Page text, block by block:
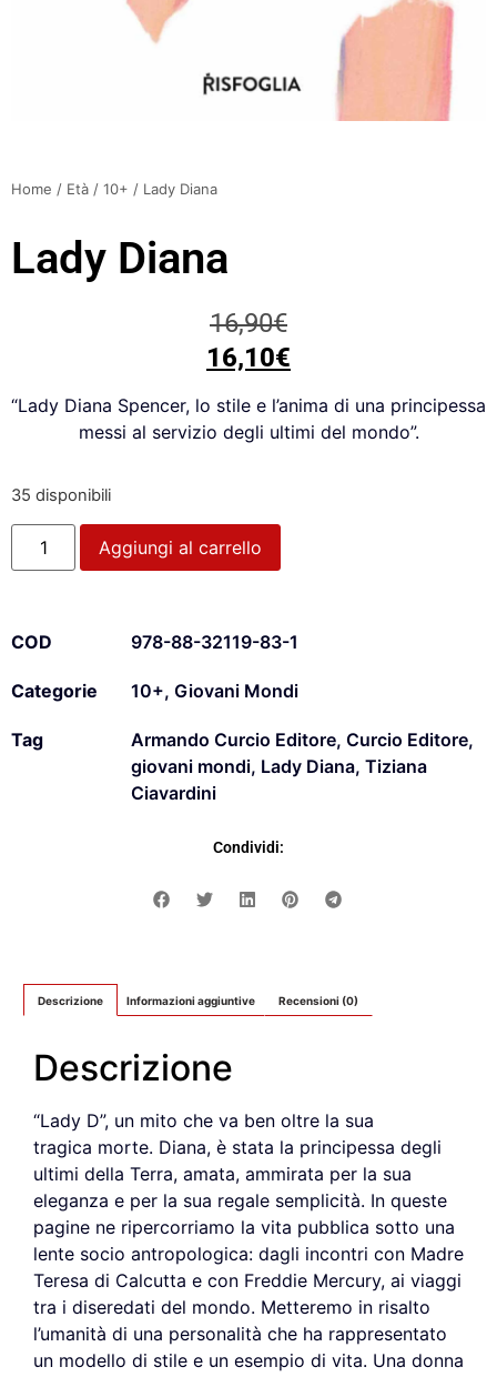
Home / Età / 10+ / Lady Diana
Lady Diana
16,90€
16,10€
“Lady Diana Spencer, lo stile e l’anima di una principessa
messi al servizio degli ultimi del mondo”.
35 disponibili
Aggiungi al carrello
COD 978-88-32119-83-1
Categorie 10+, Giovani Mondi
Tag Armando Curcio Editore, Curcio Editore,
giovani mondi, Lady Diana, Tiziana
Ciavardini
Condividi:
Descrizione Informazioni aggiuntive Recensioni (0)
Descrizione
“Lady D”, un mito che va ben oltre la sua
tragica morte. Diana, è stata la principessa degli
ultimi della Terra, amata, ammirata per la sua
eleganza e per la sua regale semplicità. In queste
pagine ne ripercorriamo la vita pubblica sotto una
lente socio antropologica: dagli incontri con Madre
Teresa di Calcutta e con Freddie Mercury, ai viaggi
tra i diseredati del mondo. Metteremo in risalto
l’umanità di una personalità che ha rappresentato
un modello di stile e un esempio di vita. Una donna